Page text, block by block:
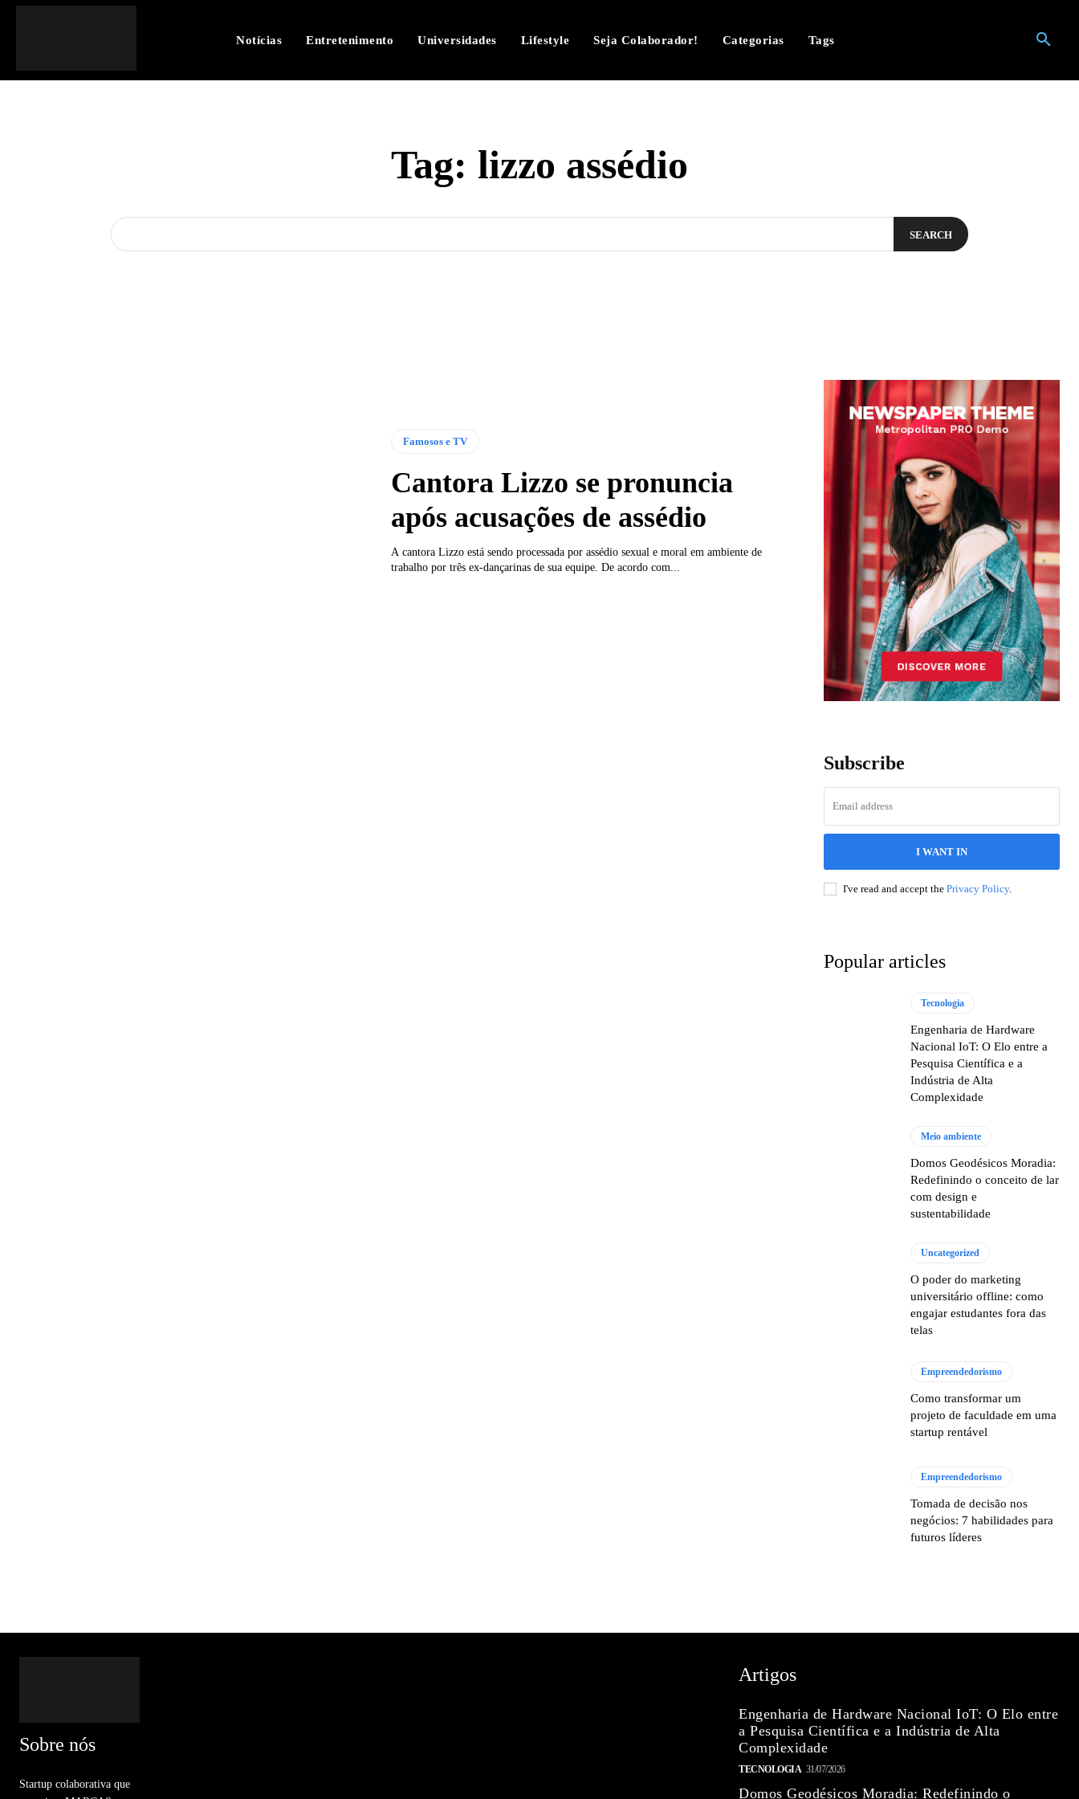
Notícias Entretenimento Universidades Lifestyle Seja Colaborador! Categorias Tags
Tag: lizzo assédio
SEARCH
Famosos e TV
Cantora Lizzo se pronuncia
após acusações de assédio
A cantora Lizzo está sendo processada por assédio sexual e moral em ambiente de
trabalho por três ex-dançarinas de sua equipe. De acordo com...
Subscribe
I WANT IN
I've read and accept the Privacy Policy.
Popular articles
Tecnologia
Engenharia de Hardware
Nacional IoT: O Elo entre a
Pesquisa Científica e a
Indústria de Alta
Complexidade
Meio ambiente
Domos Geodésicos Moradia:
Redefinindo o conceito de lar
com design e
sustentabilidade
Uncategorized
O poder do marketing
universitário offline: como
engajar estudantes fora das
telas
Empreendedorismo
Como transformar um
projeto de faculdade em uma
startup rentável
Empreendedorismo
Tomada de decisão nos
negócios: 7 habilidades para
futuros líderes
Sobre nós
Startup colaborativa que
Artigos
Engenharia de Hardware Nacional IoT: O Elo entre
a Pesquisa Científica e a Indústria de Alta
Complexidade
TECNOLOGIA 31/07/2026
Domos Geodésicos Moradia: Redefinindo o